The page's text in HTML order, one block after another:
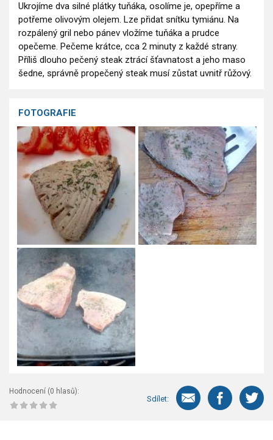
Ukrojíme dva silné plátky tuňáka, osolíme je, opepříme a
potřeme olivovým olejem. Lze přidat snítku tymiánu. Na
rozpálený gril nebo pánev vložíme tuňáka a prudce
opečeme. Pečeme krátce, cca 2 minuty z každé strany.
Příliš dlouho pečený steak ztrácí šťavnatost a jeho maso
šedne, správně propečený steak musí zůstat uvnitř růžový.
FOTOGRAFIE
Hodnocení (0 hlasů):
Sdílet: